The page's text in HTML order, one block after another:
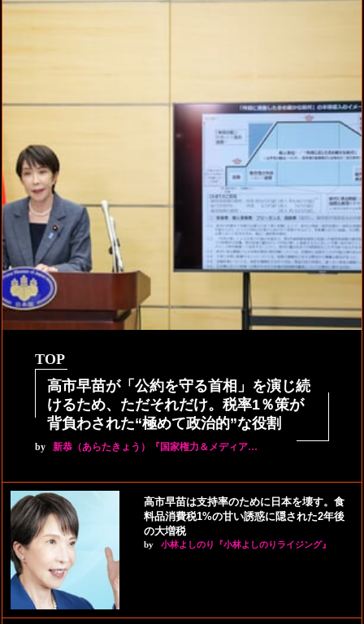
TOP
高市早苗が「公約を守る首相」を演じ続
けるため、ただそれだけ。税率1％策が
背負わされた“極めて政治的”な役割
by 新恭（あらたきょう）『国家権力＆メディア…
高市早苗は支持率のために日本を壊す。食
料品消費税1%の甘い誘惑に隠された2年後
の大増税
by 小林よしのり『小林よしのりライジング』